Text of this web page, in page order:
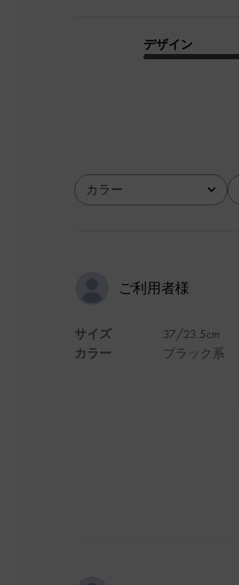
デザイン
カラー
全て
ご利用者様
サイズ
カラー
37/23.5cm
ブラック系